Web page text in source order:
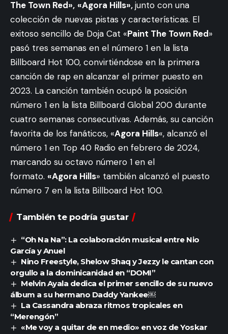
The Town Red», «Agora Hills»,junto con una
colección de nuevas pistas y características. El
exitoso sencillo de Doja Cat «Paint The Town Red»
pasó tres semanas en el número 1 en la lista
Billboard Hot 100, convirtiéndose en la primera
canción de rap en alcanzar el primer puesto en
2023. La canción también ocupó la posición
número 1 en la lista Billboard Global 200 durante
cuatro semanas consecutivas. Además, su canción
favorita de los fanáticos, «Agora Hills«, alcanzó el
número 1 en Top 40 Radio en febrero de 2024,
marcando su octavo número 1 en el
formato. «Agora Hills» también alcanzó el puesto
número 7 en la lista Billboard Hot 100.
También te podría gustar
“Oh Na Na”: La colaboración musical entre Nio
García y Anuel
Nino Freestyle, Shelow Shaq y Jezzy le cantan con
orgullo a la dominicanidad en “DOMI”
Melvin Ayala dedica el primer sencillo de su nuevo
álbum a su hermano Daddy Yankee￼
La Cassandra abraza ritmos tropicales en
“Merengón”
«Me voy a quitar de en medio» en voz de Yoskar